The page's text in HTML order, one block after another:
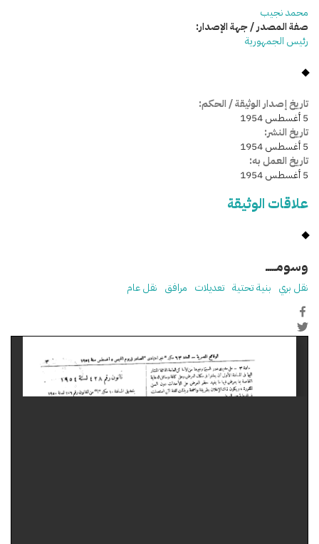
محمد نجيب
صفة المصدر / جهة الإصدار:
رئيس الجمهورية
تاريخ إصدار الوثيقة / الحكم:
5 أغسطس 1954
تاريخ النشر:
5 أغسطس 1954
تاريخ العمل به:
5 أغسطس 1954
علاقات الوثيقة
وسومـــــ
نقل بري بنية تحتية تعديلات مرافق نقل عام